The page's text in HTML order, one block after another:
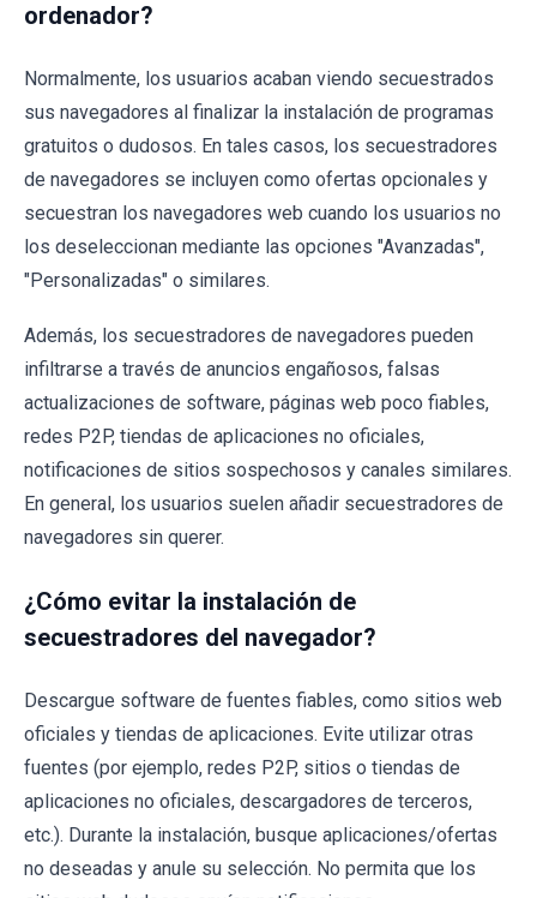
ordenador?
Normalmente, los usuarios acaban viendo secuestrados
sus navegadores al finalizar la instalación de programas
gratuitos o dudosos. En tales casos, los secuestradores
de navegadores se incluyen como ofertas opcionales y
secuestran los navegadores web cuando los usuarios no
los deseleccionan mediante las opciones "Avanzadas",
"Personalizadas" o similares.
Además, los secuestradores de navegadores pueden
infiltrarse a través de anuncios engañosos, falsas
actualizaciones de software, páginas web poco fiables,
redes P2P, tiendas de aplicaciones no oficiales,
notificaciones de sitios sospechosos y canales similares.
En general, los usuarios suelen añadir secuestradores de
navegadores sin querer.
¿Cómo evitar la instalación de
secuestradores del navegador?
Descargue software de fuentes fiables, como sitios web
oficiales y tiendas de aplicaciones. Evite utilizar otras
fuentes (por ejemplo, redes P2P, sitios o tiendas de
aplicaciones no oficiales, descargadores de terceros,
etc.). Durante la instalación, busque aplicaciones/ofertas
no deseadas y anule su selección. No permita que los